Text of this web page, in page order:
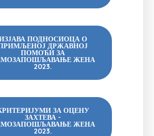
ПОДНОСИОЦА О
ДРЖАВНОЈ
ПОМОЋИ ЗА
ЖЕНА
2023.
ЗА ОЦЕНУ
ЗАХТЕВА -
ЖЕНА
2023.